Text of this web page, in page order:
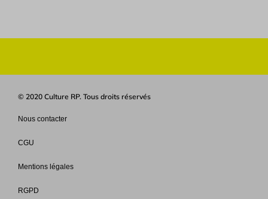
© 2020 Culture RP. Tous droits réservés
Nous contacter
CGU
Mentions légales
RGPD